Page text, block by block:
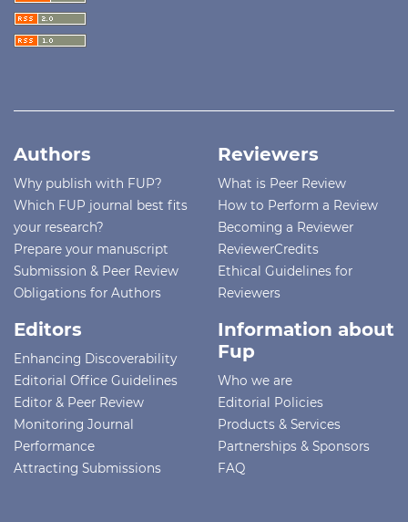
Authors
Why publish with FUP?
Which FUP journal best fits
your research?
Prepare your manuscript
Submission & Peer Review
Obligations for Authors
Reviewers
What is Peer Review
How to Perform a Review
Becoming a Reviewer
ReviewerCredits
Ethical Guidelines for
Reviewers
Editors
Enhancing Discoverability
Editorial Office Guidelines
Editor & Peer Review
Monitoring Journal
Performance
Attracting Submissions
Information about
Fup
Who we are
Editorial Policies
Products & Services
Partnerships & Sponsors
FAQ